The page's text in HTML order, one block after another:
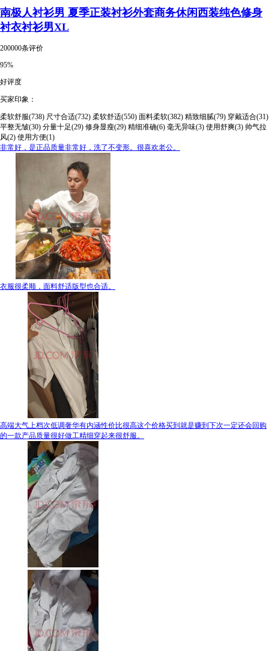
南极人衬衫男 夏季正装衬衫外套商务休闲西装纯色修身
衬衣衬衫男XL
200000条评价
95%
好评度
买家印象：
柔软舒服(738) 尺寸合适(732) 柔软舒适(550) 面料柔软(382) 精致细腻(79) 穿戴适合(31)
平整无皱(30) 分量十足(29) 修身显瘦(29) 精细准确(6) 毫无异味(3) 使用舒爽(3) 帅气拉
风(2) 使用方便(1)
非常好，是正品质量非常好，洗了不变形。很喜欢老公。
衣服很柔顺，面料舒适版型也合适。
高端大气上档次低调奢华有内涵性价比很高这个价格买到就是赚到下次一定还会回购
的一款产品质量很好做工精细穿起来很舒服。